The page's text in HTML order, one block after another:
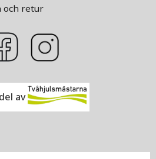
och retur
av